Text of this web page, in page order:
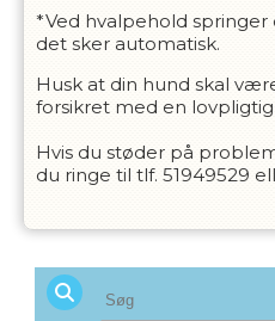
*Ved hvalpehold springer
det sker automatisk.
Husk at din hund skal
forsikret med en lovpligtig
Hvis du støder på
du ringe til tlf. 51949529